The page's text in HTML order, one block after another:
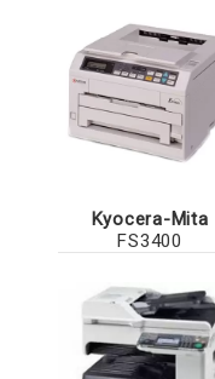
Kyocera-Mita
FS3400